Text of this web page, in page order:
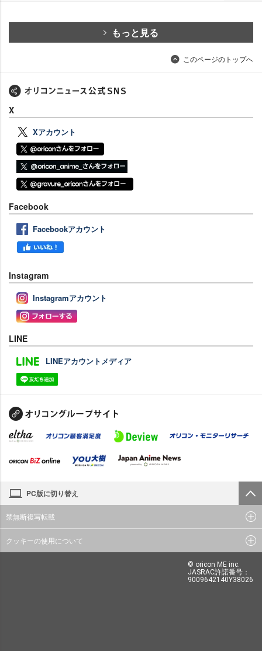
もっと見る
このページのトップへ
X
Xアカウント
Facebook
Facebookアカウント
Instagram
Instagramアカウント
LINE
LINEアカウントメディア
PC版に切り替え
禁無断複写転載
クッキーの使用について
© oricon ME inc.
JASRAC許諾番号：
9009642140Y38026